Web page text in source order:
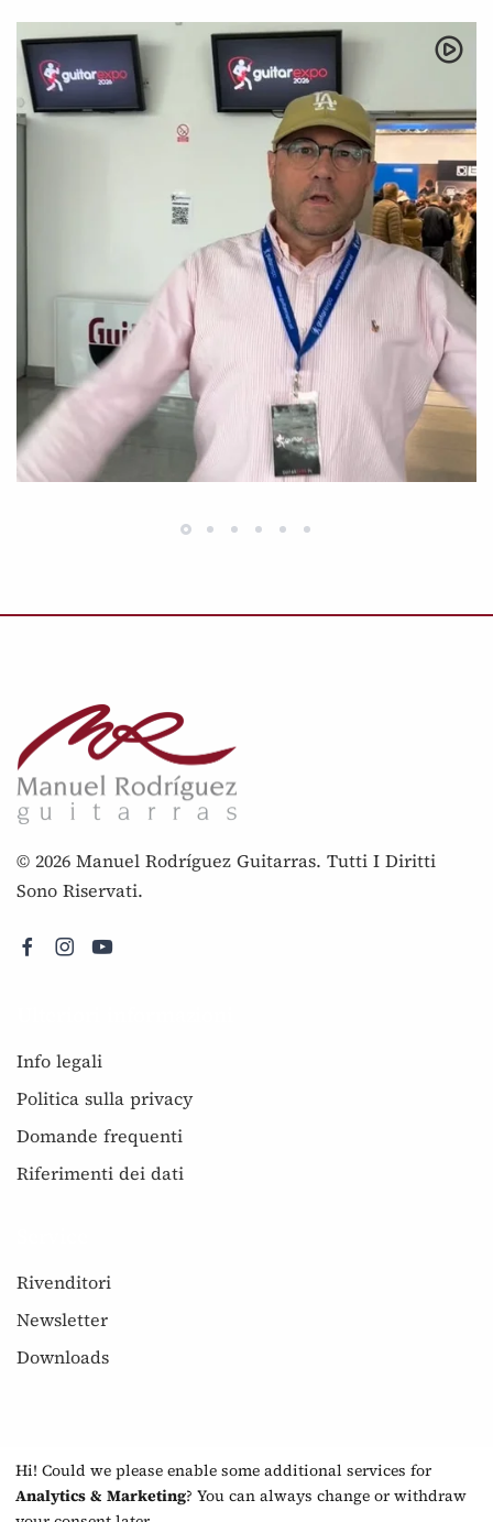
© 2026 Manuel Rodríguez Guitarras. Tutti I Diritti
Sono Riservati.
Info legali
Politica sulla privacy
Domande frequenti
Riferimenti dei dati
Rivenditori
Newsletter
Downloads
Hi! Could we please enable some additional services for
Analytics & Marketing? You can always change or withdraw